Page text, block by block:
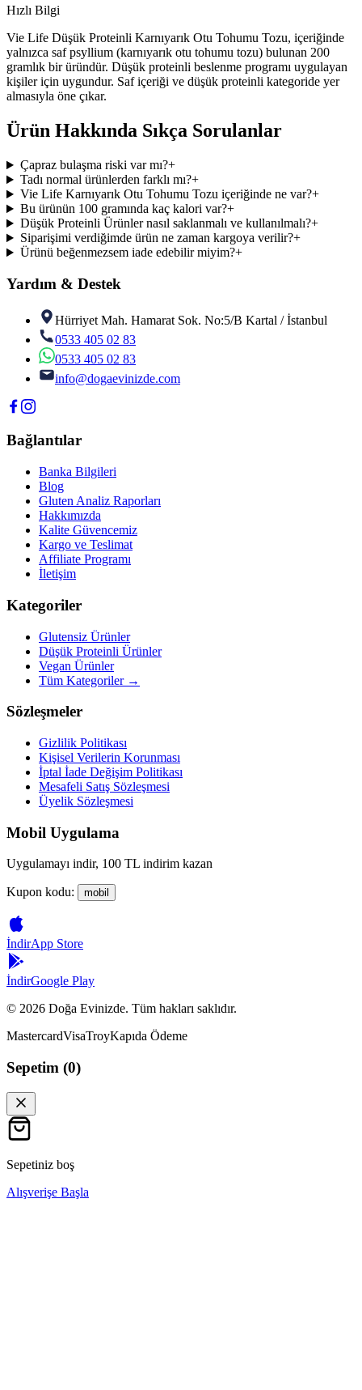
Hızlı Bilgi
Vie Life Düşük Proteinli Karnıyarık Otu Tohumu Tozu, içeriğinde
yalnızca saf psyllium (karnıyarık otu tohumu tozu) bulunan 200
gramlık bir üründür. Düşük proteinli beslenme programı uygulayan
kişiler için uygundur. Saf içeriği ve düşük proteinli kategoride yer
almasıyla öne çıkar.
Ürün Hakkında Sıkça Sorulanlar
Çapraz bulaşma riski var mı?+
Tadı normal ürünlerden farklı mı?+
Vie Life Karnıyarık Otu Tohumu Tozu içeriğinde ne var?+
Bu ürünün 100 gramında kaç kalori var?+
Düşük Proteinli Ürünler nasıl saklanmalı ve kullanılmalı?+
Siparişimi verdiğimde ürün ne zaman kargoya verilir?+
Ürünü beğenmezsem iade edebilir miyim?+
Yardım & Destek
Hürriyet Mah. Hamarat Sok. No:5/B Kartal / İstanbul
0533 405 02 83
0533 405 02 83
info@dogaevinizde.com
Bağlantılar
Banka Bilgileri
Blog
Gluten Analiz Raporları
Hakkımızda
Kalite Güvencemiz
Kargo ve Teslimat
Affiliate Programı
İletişim
Kategoriler
Glutensiz Ürünler
Düşük Proteinli Ürünler
Vegan Ürünler
Tüm Kategoriler →
Sözleşmeler
Gizlilik Politikası
Kişisel Verilerin Korunması
İptal İade Değişim Politikası
Mesafeli Satış Sözleşmesi
Üyelik Sözleşmesi
Mobil Uygulama
Uygulamayı indir, 100 TL indirim kazan
Kupon kodu: mobil
İndirApp Store
İndirGoogle Play
© 2026 Doğa Evinizde. Tüm hakları saklıdır.
MastercardVisaTroyKapıda Ödeme
Sepetim (0)
Sepetiniz boş
Alışverişe Başla